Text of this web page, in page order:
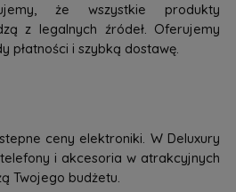
że wszystkie produkty
z legalnych źródeł. Oferujemy
płatności i szybką dostawę.
ceny elektroniki. W Deluxury
i akcesoria w atrakcyjnych
Twojego budżetu.